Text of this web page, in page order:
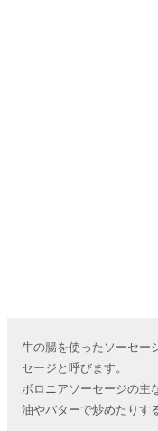
牛の腸を使ったソーセー
セージと呼びます。
ボロニアソーセージの主
油やバターで炒めたりす